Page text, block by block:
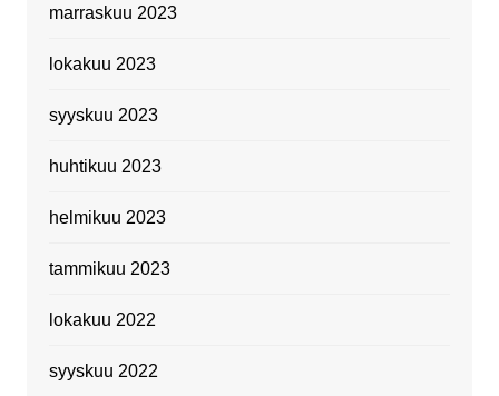
marraskuu 2023
lokakuu 2023
syyskuu 2023
huhtikuu 2023
helmikuu 2023
tammikuu 2023
lokakuu 2022
syyskuu 2022